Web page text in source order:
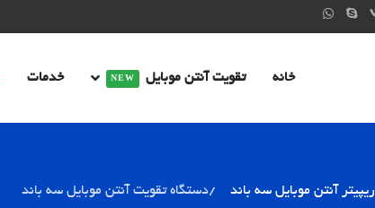
خانه تقویت آنتن موبایل NEW خدمات
ریپیتر آنتن موبایل سه باند دستگاه تقویت آنتن موبایل سه باند